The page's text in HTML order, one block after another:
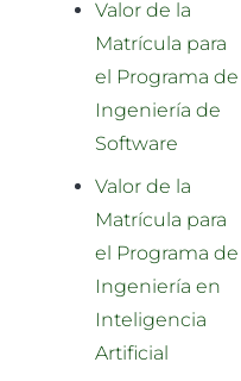
Valor de la
Matrícula para
el Programa de
Ingeniería de
Software
Valor de la
Matrícula para
el Programa de
Ingeniería en
Inteligencia
Artificial